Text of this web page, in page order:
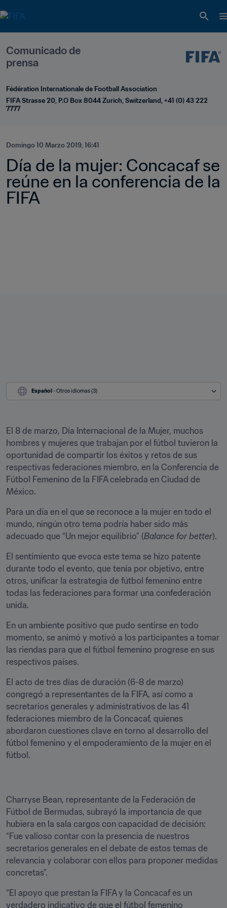
Comunicado de
prensa
Fédération Internationale de Football Association
FIFA Strasse 20, P.O Box 8044 Zurich, Switzerland, +41 (0) 43 222
7777
Domingo 10 Marzo 2019, 16:41
Día de la mujer: Concacaf se
reúne en la conferencia de la
FIFA
Español - Otros idiomas (3)
El 8 de marzo, Día Internacional de la Mujer, muchos
hombres y mujeres que trabajan por el fútbol tuvieron la
oportunidad de compartir los éxitos y retos de sus
respectivas federaciones miembro, en la Conferencia de
Fútbol Femenino de la FIFA celebrada en Ciudad de
México.
Para un día en el que se reconoce a la mujer en todo el
mundo, ningún otro tema podría haber sido más
adecuado que “Un mejor equilibrio” (Balance for better).
El sentimiento que evoca este tema se hizo patente
durante todo el evento, que tenía por objetivo, entre
otros, unificar la estrategia de fútbol femenino entre
todas las federaciones para formar una confederación
unida.
En un ambiente positivo que pudo sentirse en todo
momento, se animó y motivó a los participantes a tomar
las riendas para que el fútbol femenino progrese en sus
respectivos países.
El acto de tres días de duración (6-8 de marzo)
congregó a representantes de la FIFA, así como a
secretarios generales y administrativos de las 41
federaciones miembro de la Concacaf, quienes
abordaron cuestiones clave en torno al desarrollo del
fútbol femenino y el empoderamiento de la mujer en el
fútbol.
Charryse Bean, representante de la Federación de
Fútbol de Bermudas, subrayó la importancia de que
hubiera en la sala cargos con capacidad de decisión:
“Fue valioso contar con la presencia de nuestros
secretarios generales en el debate de estos temas de
relevancia y colaborar con ellos para proponer medidas
concretas”.
“El apoyo que prestan la FIFA y la Concacaf es un
verdadero indicativo de que el fútbol femenino